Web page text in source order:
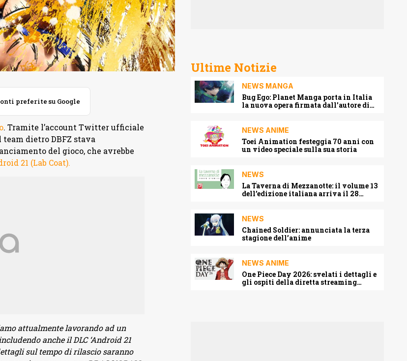
preferite su Google
. Tramite l’account Twitter ufficiale
dietro DBFZ stava
del gioco, che avrebbe
21 (Lab Coat).
attualmente lavorando ad un
anche il DLC ‘Android 21
sul tempo di rilascio saranno
Ultime Notizie
NEWS MANGA
Bug Ego: Planet Manga porta in Italia
la nuova opera firmata dall’autore di
NEWS ANIME
Toei Animation festeggia 70 anni con
un video speciale sulla sua storia
NEWS
La Taverna di Mezzanotte: il volume 13
dell’edizione italiana arriva il 28
NEWS
Chained Soldier: annunciata la terza
stagione dell’anime
NEWS ANIME
One Piece Day 2026: svelati i dettagli e
gli ospiti della diretta streaming